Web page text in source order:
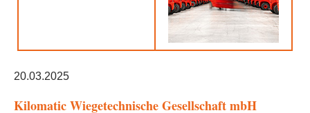
20.03.2025
Kilomatic Wiegetechnische Gesellschaft mbH